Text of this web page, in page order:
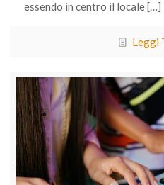
essendo in centro il locale[…]
Leggi